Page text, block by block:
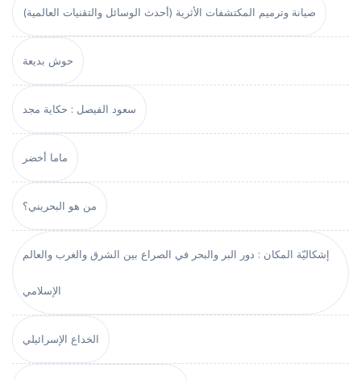
صيانة وترميم المكتشفات الأثرية (أحدث الوسائل والتقنيات العالمية)
حوش بديعة
سعود الفيصل : حكاية مجد
ماما أخضر
من هو البحريني؟
إشكاليّة المكان : دور البر والبحر في الصراع بين الشرق والغرب والعالم
الإسلامي
الخداع الإسرائيلي